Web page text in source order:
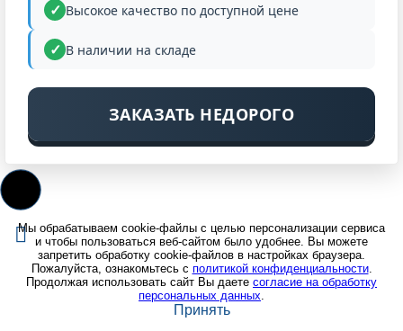
Высокое качество по доступной цене
В наличии на складе
ЗАКАЗАТЬ НЕДОРОГО
Мы обрабатываем cookie-файлы с целью персонализации сервиса
и чтобы пользоваться веб-сайтом было удобнее. Вы можете
запретить обработку cookie-файлов в настройках браузера.
Пожалуйста, ознакомьтесь с политикой конфиденциальности.
Продолжая использовать сайт Вы даете согласие на обработку
персональных данных.
Принять